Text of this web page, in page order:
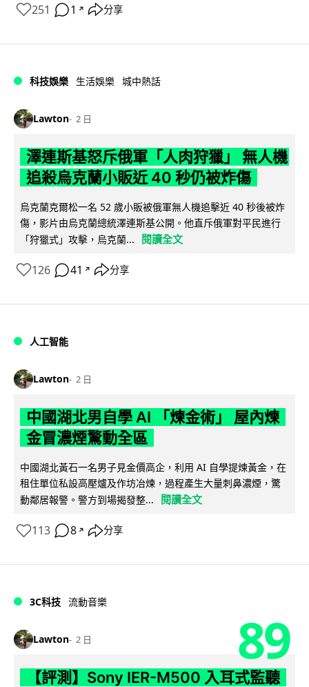
251 1 ↗ 分享
科技娛樂 生活娛樂 城中熱話
Lawton 2 日
澤連斯基怒斥俄軍「人肉狩獵」 無人機
追殺烏克蘭小販近 40 秒仍被炸傷
烏克蘭克爾松一名 52 歲小販被俄軍無人機追擊近 40 秒後被炸
傷，影片由烏克蘭總統澤連斯基公開。他直斥俄軍對平民進行
「狩獵式」攻擊，烏克蘭...
閱讀全文
126 41 ↗ 分享
人工智能
Lawton 2 日
中國湖北男自學 AI 「煉金術」 屋內煉
金冒濃煙驚動全區
中國湖北黃石一名男子見金價高企，利用 AI 自學提煉黃金，在
租住單位私設高壓爐及作坊冶煉，過程產生大量刺鼻濃煙，驚
動鄰居報警。警方到場揭發整...
閱讀全文
113 8 ↗ 分享
3C科技 流動音樂
Lawton 2 日 89
【評測】Sony IER-M500 入耳式監聽